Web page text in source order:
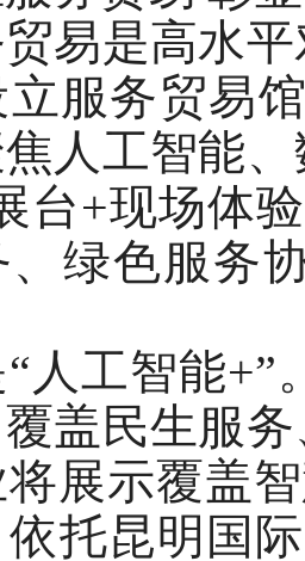
是高水平
服务贸易
人工智能
台+现场体
、绿色服务
工智能+”
盖民生服
展示覆盖
托昆明国